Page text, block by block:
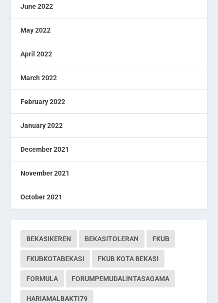
June 2022
May 2022
April 2022
March 2022
February 2022
January 2022
December 2021
November 2021
October 2021
BEKASIKEREN BEKASITOLERAN FKUB
FKUBKOTABEKASI FKUB KOTA BEKASI
FORMULA FORUMPEMUDALINTASAGAMA
HARIAMALBAKTI79